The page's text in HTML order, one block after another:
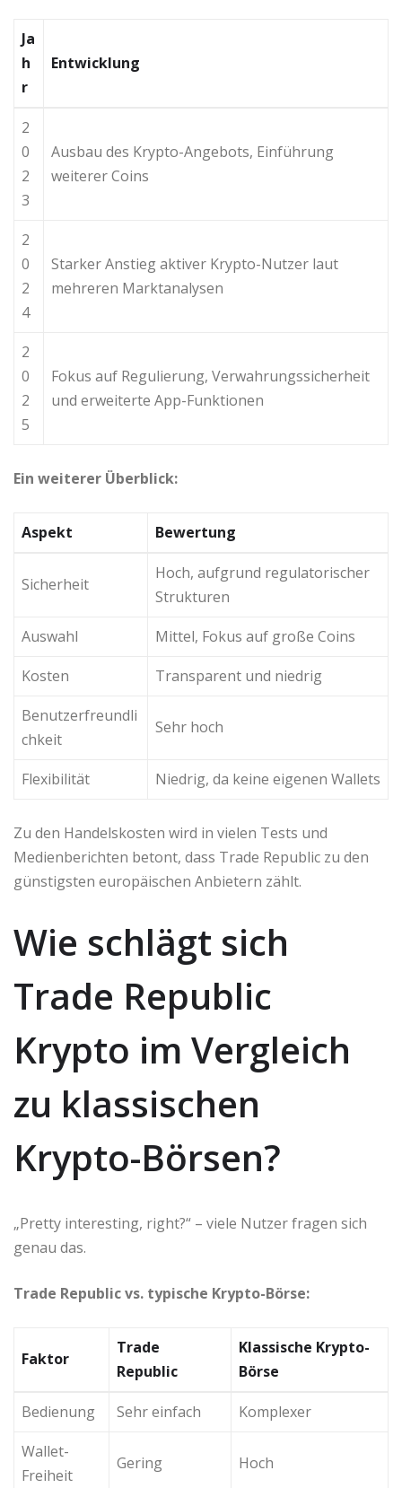
Ja
h
r
Entwicklung
2
0
2
3
Ausbau des Krypto-Angebots, Einführung
weiterer Coins
2
0
2
4
Starker Anstieg aktiver Krypto-Nutzer laut
mehreren Marktanalysen
2
0
2
5
Fokus auf Regulierung, Verwahrungssicherheit
und erweiterte App-Funktionen
Ein weiterer Überblick:
Aspekt Bewertung
Sicherheit
Hoch, aufgrund regulatorischer
Strukturen
Auswahl
Mittel, Fokus auf große Coins
Kosten
Transparent und niedrig
Benutzerfreundli
chkeit
Sehr hoch
Flexibilität Niedrig, da keine eigenen Wallets
Zu den Handelskosten wird in vielen Tests und
Medienberichten betont, dass Trade Republic zu den
günstigsten europäischen Anbietern zählt.
Wie schlägt sich
Trade Republic
Krypto im Vergleich
zu klassischen
Krypto-Börsen?
„Pretty interesting, right?“ – viele Nutzer fragen sich
genau das.
Trade Republic vs. typische Krypto-Börse:
Faktor
Trade
Republic
Klassische Krypto-
Börse
Bedienung Sehr einfach
Komplexer
Wallet-
Freiheit
Gering Hoch